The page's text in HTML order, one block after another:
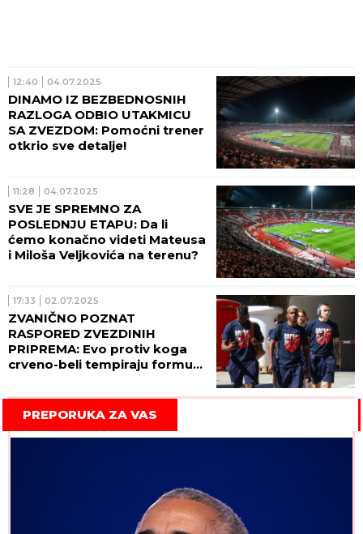
12:40 04.07.2025
DINAMO IZ BEZBEDNOSNIH
RAZLOGA ODBIO UTAKMICU
SA ZVEZDOM: Pomoćni trener
otkrio sve detalje!
11:28 04.07.2025
SVE JE SPREMNO ZA
POSLEDNJU ETAPU: Da li
ćemo konačno videti Mateusa
i Miloša Veljkovića na terenu?
17:33 02.07.2025
ZVANIČNO POZNAT
RASPORED ZVEZDINIH
PRIPREMA: Evo protiv koga
crveno-beli tempiraju formu
PREPORUKA ZA VAS